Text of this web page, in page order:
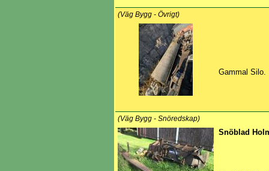
(Väg Bygg - Övrigt)
Gammal Silo.
(Väg Bygg - Snöredskap)
Snöblad